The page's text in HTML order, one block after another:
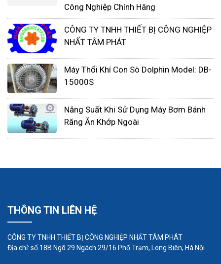
Chạy số lượng máy thổi ít nhất (máy thổi bị
tắt không tiêu tốn năng lượng)
Giảm thiểu áp lực xả hệ thống và tổn thất đầu
vào
Cung cấp tính linh hoạt và mức độ phù hợp
cho các biến thể tải
Tránh hoạt động nhàn rỗi và chảy máu không
khí
Lịch trình hoạt động quạt gió để tối đa hóa
tuổi thọ và khoảng thời gian bảo trì
Một số máy thổi khí tại Nhất Tâm Phát:
Máy thổi khí Đài Loan
Công Nghiệp Chính Hãng
CÔNG TY TNHH THIẾT BỊ CÔNG NGHIỆP
NHẤT TÂM PHÁT
Máy Thổi Khí Con Sò Dolphin Model: DB-
15000S
Năng Suất Khi Sử Dụng Máy Bơm Bánh
Răng Ăn Khớp Ngoài
THÔNG TIN LIÊN HỆ
CÔNG TY TNHH THIẾT BỊ CÔNG NGHIỆP NHẤT TÂM PHÁT
Địa chỉ: số 18B Ngõ 29 Ngách 29/16 Phố Trạm, Long Biên, Hà Nội